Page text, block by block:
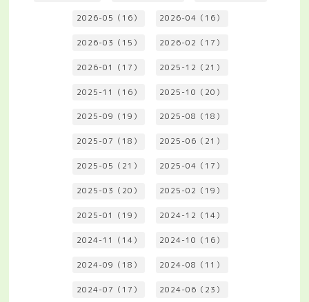
2026-05（16） 2026-04（16）
2026-03（15） 2026-02（17）
2026-01（17） 2025-12（21）
2025-11（16） 2025-10（20）
2025-09（19） 2025-08（18）
2025-07（18） 2025-06（21）
2025-05（21） 2025-04（17）
2025-03（20） 2025-02（19）
2025-01（19） 2024-12（14）
2024-11（14） 2024-10（16）
2024-09（18） 2024-08（11）
2024-07（17） 2024-06（23）